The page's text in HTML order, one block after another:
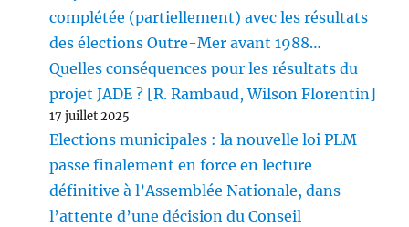
complétée (partiellement) avec les résultats
des élections Outre-Mer avant 1988…
Quelles conséquences pour les résultats du
projet JADE ? [R. Rambaud, Wilson Florentin]
17 juillet 2025
Elections municipales : la nouvelle loi PLM
passe finalement en force en lecture
définitive à l’Assemblée Nationale, dans
l’attente d’une décision du Conseil